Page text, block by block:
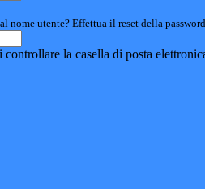
nome utente? Effettua il reset della
la casella di posta